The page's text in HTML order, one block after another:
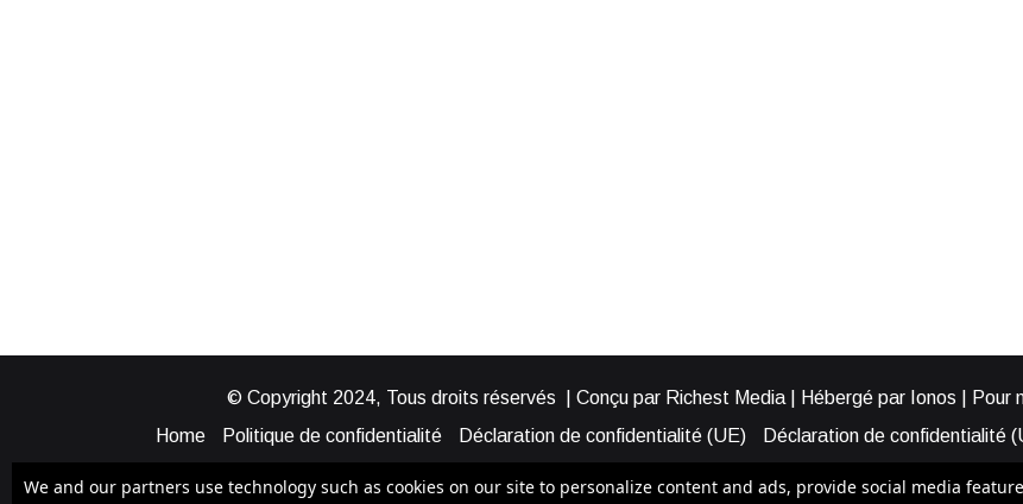
© Copyright 2024, Tous droits réservés | Conçu par Richest Media | Hébergé par Ionos | Pour
Home
Politique de confidentialité Déclaration de confidentialité (UE) Déclaration de confidentialité
We and our partners use technology such as cookies on our site to personalize content and ads, provide social media